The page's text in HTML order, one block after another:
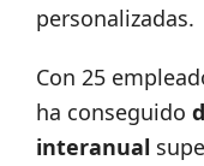
personalizadas.
Con 25
ha conseguido
interanual